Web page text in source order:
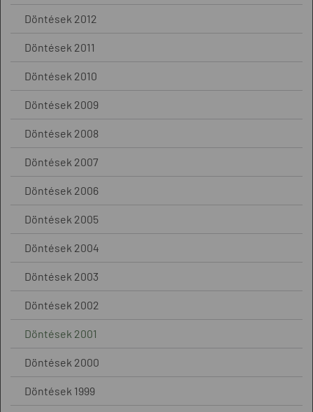
Döntések 2012
Döntések 2011
Döntések 2010
Döntések 2009
Döntések 2008
Döntések 2007
Döntések 2006
Döntések 2005
Döntések 2004
Döntések 2003
Döntések 2002
Döntések 2001
Döntések 2000
Döntések 1999